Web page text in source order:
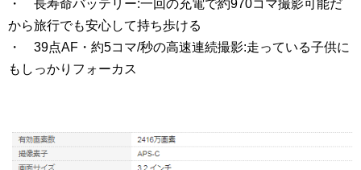
・ 長寿命バッテリー:一回の充電で約970コマ撮影可能だ
から旅行でも安心して持ち歩ける
・ 39点AF・約5コマ/秒の高速連続撮影:走っている子供に
もしっかりフォーカス